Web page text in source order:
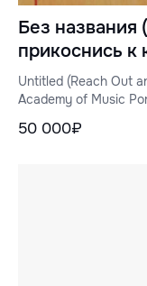
Без названия
прикоснись к
портфолио
музыки II
Untitled (Reach Out
Academy of Music
50 000₽